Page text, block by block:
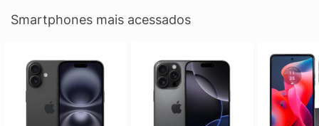
Smartphones mais acessados